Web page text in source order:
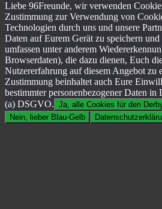
Liebe 96Freunde, wir verwenden
Zustimmung zur Verwendung von
Technologien durch uns und unsere
Daten auf Eurem Gerät zu speichern
umfassen unter anderem
Browserdaten), die dazu dienen, Euch
Nutzererfahrung auf diesem Angebot zu
Zustimmung beinhaltet auch Eure
bestimmter personenbezogener Daten
(a) DSGVO. Ja, alle Cookies für den
Nein, lieber Blau-Gelb